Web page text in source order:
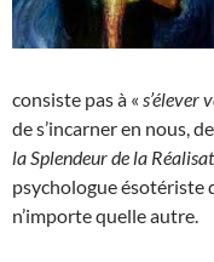
consiste pas à « s’élever
de s’incarner en nous,
la Splendeur de la
psychologue ésotériste
n’importe quelle autre.